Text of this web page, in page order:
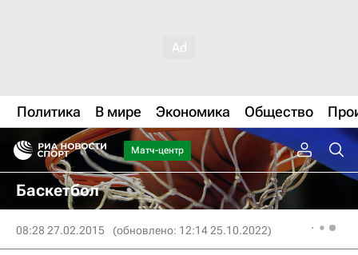
Политика В мире Экономика Общество
Матч-центр
Баскетбол
08:28 27.02.2015 (обновлено: 12:14 25.10.2022)